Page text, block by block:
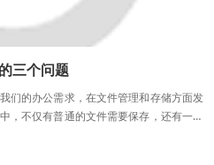
性能。一般情况下，设计要求需达到钢板
，以及屏蔽体抗震≥8级。 钢板屏
： 1、采用焊接式的连接方法; 2、采
屏蔽机房的一些特殊部位可能会比较不
果你您要搭建屏蔽室的话，您可以电话咨
回复并为您解答。
三个问题
的办公需求，在文件管理和存储方面发
，不仅有普通的文件需要保存，还有一些
普通的电子保密柜在存储方面没有问题，